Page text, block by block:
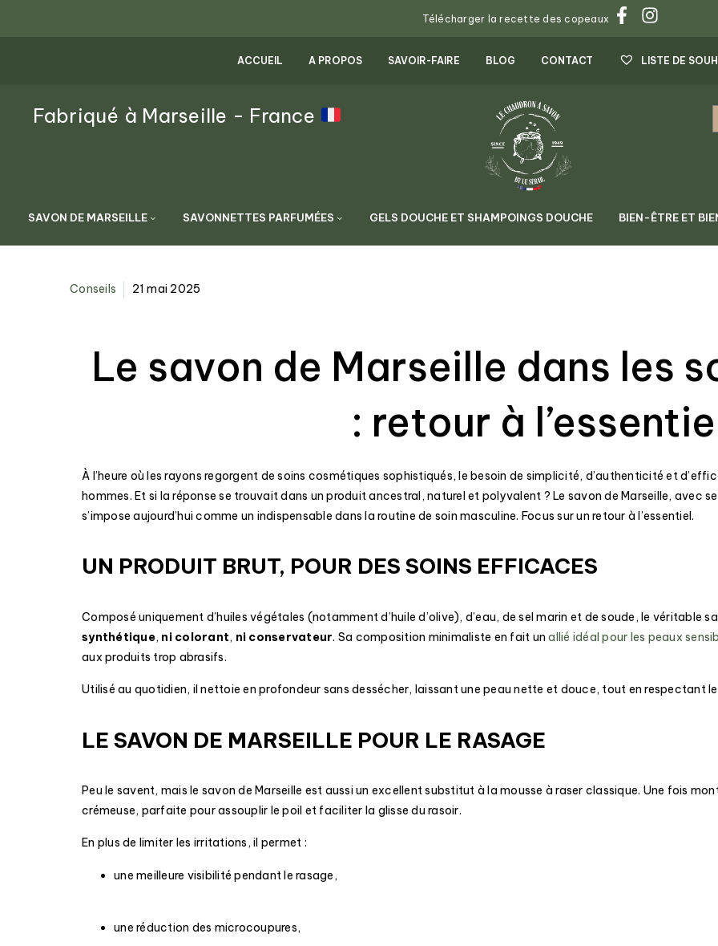
Télécharger la recette des copeaux
ACCUEIL A PROPOS SAVOIR-FAIRE BLOG CONTACT LISTE DE
Fabriqué à Marseille - France
SAVON DE MARSEILLE SAVONNETTES PARFUMÉES GELS DOUCHE ET SHAMPOINGS DOUCHE BIEN-ÊTRE ET
Conseils 21 mai 2025
Le savon de Marseille dans les
: retour à
À l’heure où les rayons regorgent de soins cosmétiques sophistiqués, le besoin de simplicité, d’authenticité et
hommes. Et si la réponse se trouvait dans un produit ancestral, naturel et polyvalent ? Le savon de Marseille, avec
s’impose aujourd’hui comme un indispensable dans la routine de soin masculine. Focus sur un retour à l’essentiel.
UN PRODUIT BRUT, POUR DES SOINS EFFICACES
Composé uniquement d’huiles végétales (notamment d’huile d’olive), d’eau, de sel marin et de soude, le véritable
synthétique, ni colorant, ni conservateur. Sa composition minimaliste en fait unallié idéal pour les peaux
aux produits trop abrasifs.
Utilisé au quotidien, il nettoie en profondeur sans dessécher, laissant une peau nette et douce, tout en respectant
LE SAVON DE MARSEILLE POUR LE RASAGE
Peu le savent, mais le savon de Marseille est aussi un excellent substitut à la mousse à raser classique. Une fois
crémeuse, parfaite pour assouplir le poil et faciliter la glisse du rasoir.
En plus de limiter les irritations, il permet :
une meilleure visibilité pendant le rasage,
une réduction des microcoupures,